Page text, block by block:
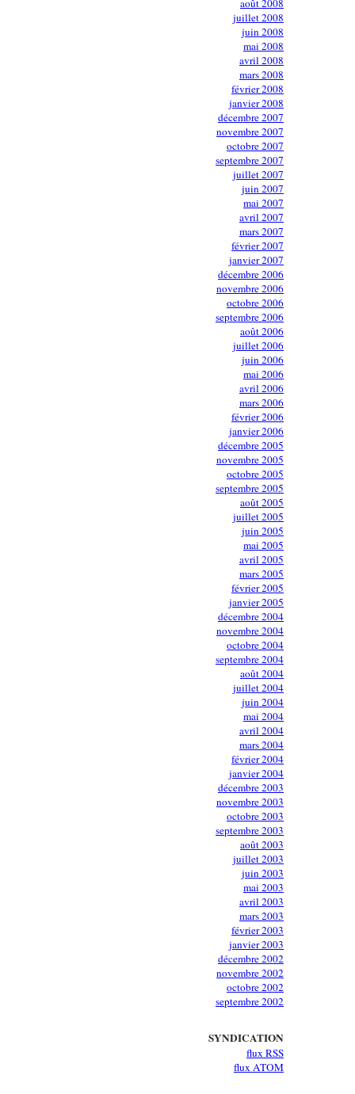
août 2008
juillet 2008
juin 2008
mai 2008
avril 2008
mars 2008
février 2008
janvier 2008
décembre 2007
novembre 2007
octobre 2007
septembre 2007
juillet 2007
juin 2007
mai 2007
avril 2007
mars 2007
février 2007
janvier 2007
décembre 2006
novembre 2006
octobre 2006
septembre 2006
août 2006
juillet 2006
juin 2006
mai 2006
avril 2006
mars 2006
février 2006
janvier 2006
décembre 2005
novembre 2005
octobre 2005
septembre 2005
août 2005
juillet 2005
juin 2005
mai 2005
avril 2005
mars 2005
février 2005
janvier 2005
décembre 2004
novembre 2004
octobre 2004
septembre 2004
août 2004
juillet 2004
juin 2004
mai 2004
avril 2004
mars 2004
février 2004
janvier 2004
décembre 2003
novembre 2003
octobre 2003
septembre 2003
août 2003
juillet 2003
juin 2003
mai 2003
avril 2003
mars 2003
février 2003
janvier 2003
décembre 2002
novembre 2002
octobre 2002
septembre 2002
SYNDICATION
flux RSS
flux ATOM